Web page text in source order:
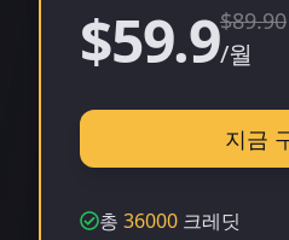
$59.9/월
$89.90
지금
총 36000 크레딧